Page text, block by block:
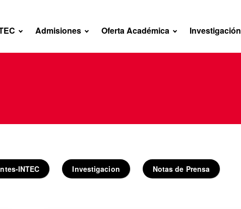
Admisiones Oferta Académica Investigación
INTEC Investigacion Notas de Prensa